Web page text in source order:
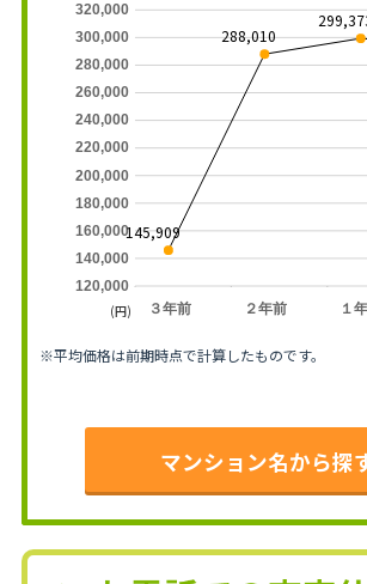
３年前 ２年前 １
120,000
140,000
160,000
180,000
200,000
220,000
240,000
260,000
280,000
300,000
320,000
145,909
288,010
(円)
※平均価格は前期時点で計算したものです。
マンション名から探